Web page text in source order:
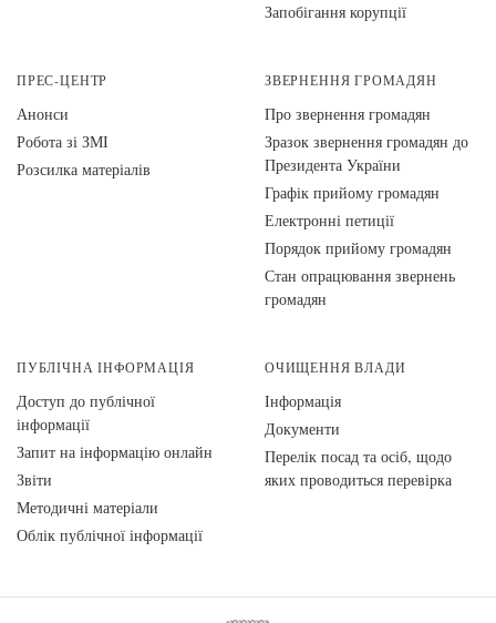
Запобігання корупції
ПРЕС-ЦЕНТР
Анонси
Робота зі ЗМІ
Розсилка матеріалів
ЗВЕРНЕННЯ ГРОМАДЯН
Про звернення громадян
Зразок звернення громадян до
Президента України
Графік прийому громадян
Електронні петиції
Порядок прийому громадян
Стан опрацювання звернень
громадян
ПУБЛІЧНА ІНФОРМАЦІЯ
Доступ до публічної
інформації
Запит на інформацію онлайн
Звіти
Методичні матеріали
Облік публічної інформації
ОЧИЩЕННЯ ВЛАДИ
Інформація
Документи
Перелік посад та осіб, щодо
яких проводиться перевірка